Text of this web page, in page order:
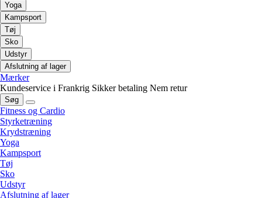
Yoga
Kampsport
Tøj
Sko
Udstyr
Afslutning af lager
Mærker
Kundeservice i Frankrig Sikker betaling Nem retur
Søg
Fitness og Cardio
Styrketræning
Krydstræning
Yoga
Kampsport
Tøj
Sko
Udstyr
Afslutning af lager